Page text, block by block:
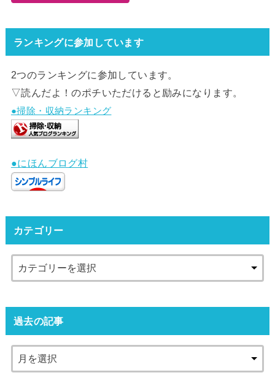
ランキングに参加しています
2つのランキングに参加しています。
▽読んだよ！のポチいただけると励みになります。
●掃除・収納ランキング
●にほんブログ村
カテゴリー
過去の記事